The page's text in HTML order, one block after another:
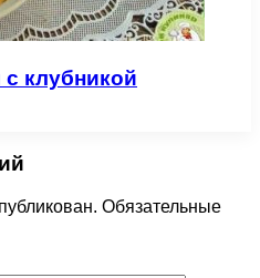
с клубникой
Обязательные